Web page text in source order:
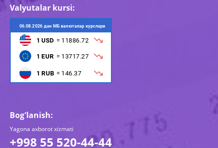
Valyutalar kursi:
Bog'lanish:
Yagona axborot xizmati
+998 55 520-44-44